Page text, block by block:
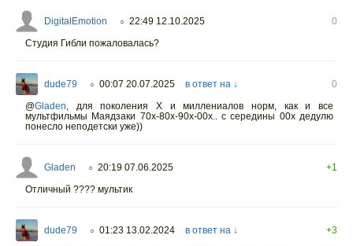
DigitalEmotion ○ 22:49 12.10.2025
0
Студия Гибли пожаловалась?
dude79 ○ 00:07 20.07.2025 в ответ на ↓
0
@Gladen, для поколения Х и миллениалов норм, как и все
мультфильмы Маядзаки 70х-80х-90х-00х.. с середины 00х дедулю
понесло неподетски уже))
Gladen ○ 20:19 07.06.2025
+1
Отличный ???? мультик
dude79 ○ 01:23 13.02.2024 в ответ на ↓
+3